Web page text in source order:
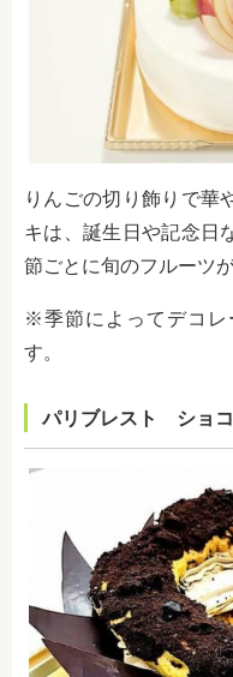
りんごの切り飾りで華
キは、誕生日や記念日
節ごとに旬のフルーツ
※季節によってデコレ
す。
パリブレスト ショ